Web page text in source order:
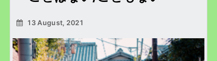
13 August, 2021